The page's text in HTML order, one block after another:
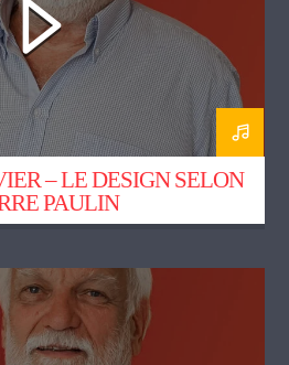
– LE DESIGN SELON
PAULIN